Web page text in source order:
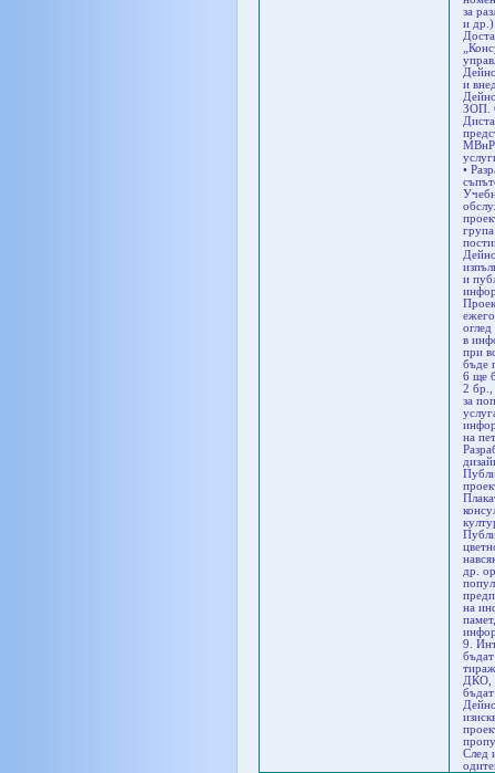
за
и др.)
и
ЗОП.
МВнР;
•
и
в
при
бъде
6 ще
2 бр.,
за
на
др.
на
9.
ДКО,
След